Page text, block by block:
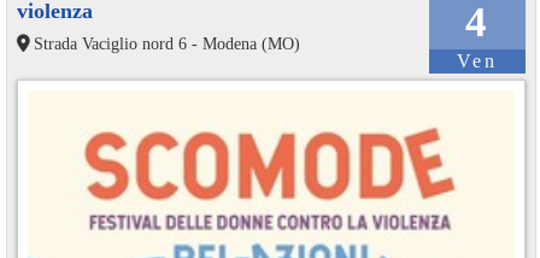
4
Ven
violenza
Strada Vaciglio nord 6 - Modena (MO)